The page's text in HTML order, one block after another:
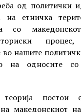
од политички
на етничка
со
во нашите
на односите
постои
на македонскиот